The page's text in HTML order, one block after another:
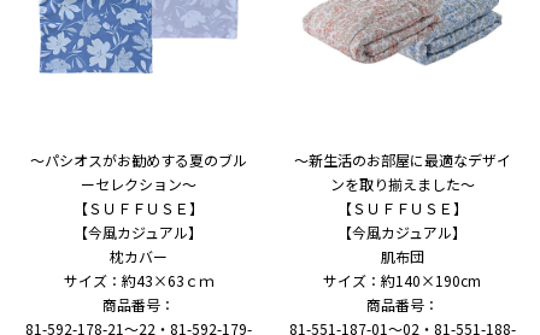
～パシオスがお勧めする夏のブル
ーセレクション～
【ＳＵＦＦＵＳＥ】
【今風カジュアル】
枕カバー
サイズ：約43×63ｃｍ
商品番号：
81-592-178-21～22・81-592-179-
～新生活のお部屋に最適なデザイ
ンを取り揃えました～
【ＳＵＦＦＵＳＥ】
【今風カジュアル】
肌布団
サイズ：約140×190cm
商品番号：
81-551-187-01～02・81-551-188-